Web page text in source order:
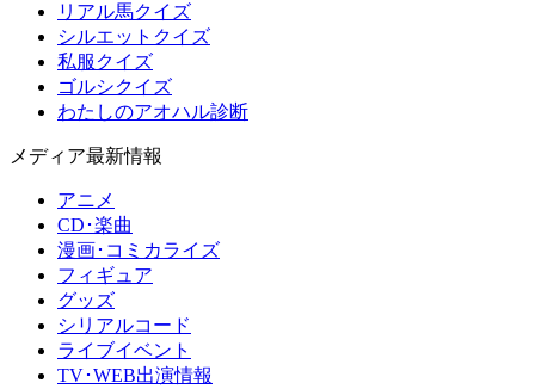
リアル馬クイズ
シルエットクイズ
私服クイズ
ゴルシクイズ
わたしのアオハル診断
メディア最新情報
アニメ
CD･楽曲
漫画･コミカライズ
フィギュア
グッズ
シリアルコード
ライブイベント
TV･WEB出演情報